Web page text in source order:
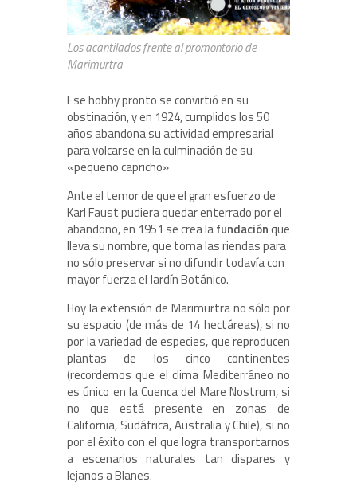
Los acantilados frente al promontorio de
Marimurtra
Ese hobby pronto se convirtió en su
obstinación, y en 1924, cumplidos los 50
años abandona su actividad empresarial
para volcarse en la culminación de su
«pequeño capricho»
Ante el temor de que el gran esfuerzo de
Karl Faust pudiera quedar enterrado por el
abandono, en 1951 se crea lafundaciónque
lleva su nombre, que toma las riendas para
no sólo preservar si no difundir todavía con
mayor fuerza el Jardín Botánico.
Hoy la extensión de Marimurtra no sólo por
su espacio (de más de 14 hectáreas), si no
por la variedad de especies, que reproducen
plantas de los cinco continentes
(recordemos que el clima Mediterráneo no
es único en la Cuenca del Mare Nostrum, si
no que está presente en zonas de
California, Sudáfrica, Australia y Chile), si no
por el éxito con el que logra transportarnos
a escenarios naturales tan dispares y
lejanos a Blanes.